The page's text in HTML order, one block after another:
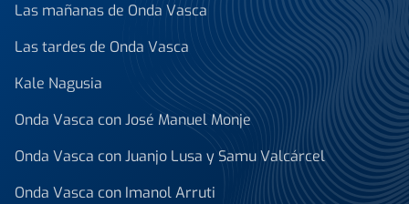
Las mañanas de Onda Vasca
Las tardes de Onda Vasca
Kale Nagusia
Onda Vasca con José Manuel Monje
Onda Vasca con Juanjo Lusa y Samu Valcárcel
Onda Vasca con Imanol Arruti